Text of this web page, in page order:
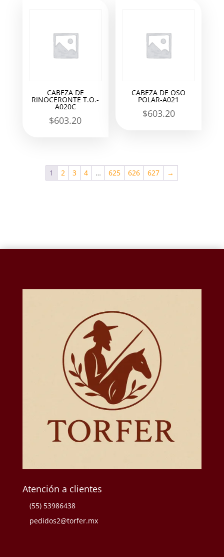
CABEZA DE
RINOCERONTE T.O.-
A020C
$603.20
CABEZA DE OSO
POLAR-A021
$603.20
1 2 3 4 … 625 626 627 →
Atención a clientes
(55) 53986438
pedidos2@torfer.mx